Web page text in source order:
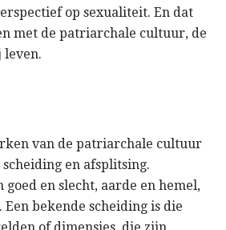
op sexualiteit. En dat
met de patriarchale cultuur, de
van de patriarchale cultuur
en afsplitsing.
goed en slecht, aarde en hemel,
Een bekende scheiding is die